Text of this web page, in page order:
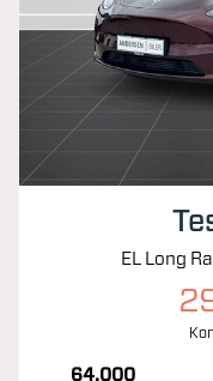
EL Long
64.000